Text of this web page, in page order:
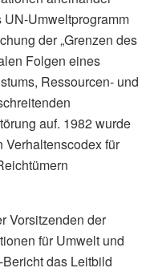
Umweltprogramm
der „Grenzen des
Folgen eines
Ressourcen- und
auf. 1982 wurde
Verhaltenscodex für
Vorsitzenden der
für Umwelt und
das Leitbild